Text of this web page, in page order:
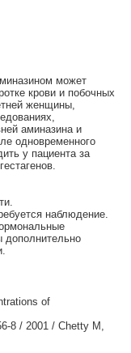
может
крови и побочных
женщины,
аминазина и
одновременного
у пациента за
наблюдение.
дополнительно
of
8 / 2001 / Chetty M,